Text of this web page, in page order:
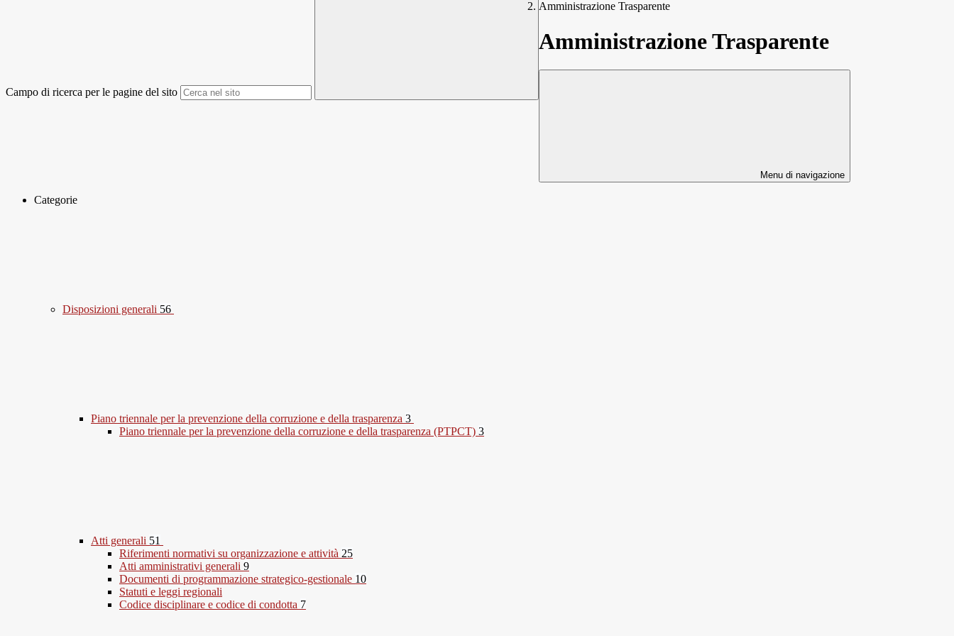
Campo di ricerca per le pagine del sito
Amministrazione Trasparente
Amministrazione Trasparente
Menu di navigazione
Categorie
Disposizioni generali 56
Piano triennale per la prevenzione della corruzione e della trasparenza 3
Piano triennale per la prevenzione della corruzione e della trasparenza (PTPCT) 3
Atti generali 51
Riferimenti normativi su organizzazione e attività 25
Atti amministrativi generali 9
Documenti di programmazione strategico-gestionale 10
Statuti e leggi regionali
Codice disciplinare e codice di condotta 7